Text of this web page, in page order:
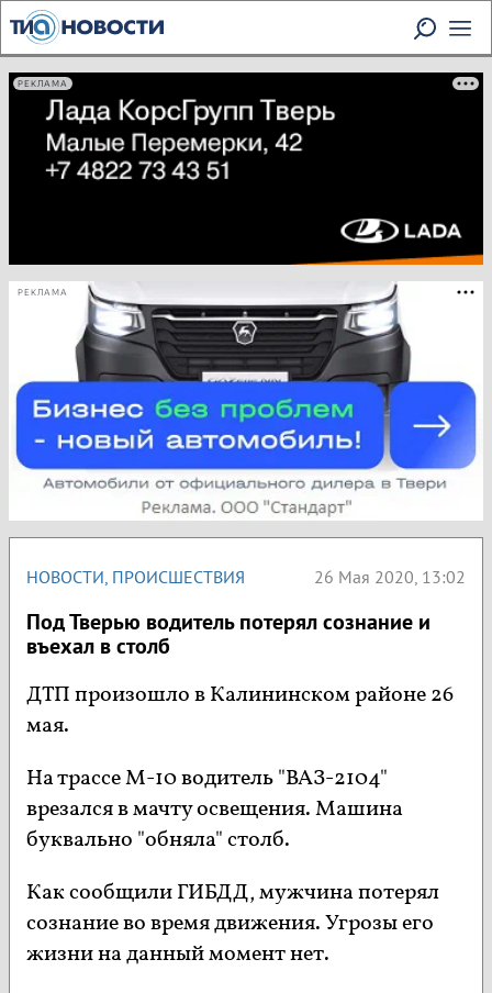
РЕКЛАМА
РЕКЛАМА
НОВОСТИ, ПРОИСШЕСТВИЯ 26 Мая 2020, 13:02
Под Тверью водитель потерял сознание и
въехал в столб
ДТП произошло в Калининском районе 26
мая.
На трассе М-10 водитель "ВАЗ-2104"
врезался в мачту освещения. Машина
буквально "обняла" столб.
Как сообщили ГИБДД, мужчина потерял
сознание во время движения. Угрозы его
жизни на данный момент нет.